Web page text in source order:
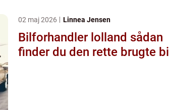
02 maj 2026 Linnea Jensen
Bilforhandler lolland sådan
finder du den rette brugte bil